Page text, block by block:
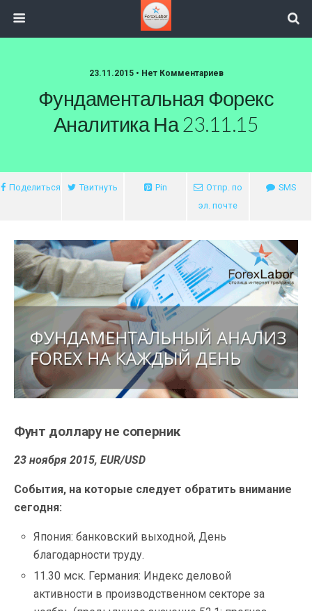
23.11.2015 • Нет Комментариев
Фундаментальная Форекс
Аналитика На 23.11.15
Поделиться Твитнуть Pin
Отпр. по
эл. почте
SMS
Фунт доллару не соперник
23 ноября 2015, EUR/USD
События, на которые следует обратить внимание
сегодня:
Япония: банковский выходной, День
благодарности труду.
11.30 мск. Германия: Индекс деловой
активности в производственном секторе за